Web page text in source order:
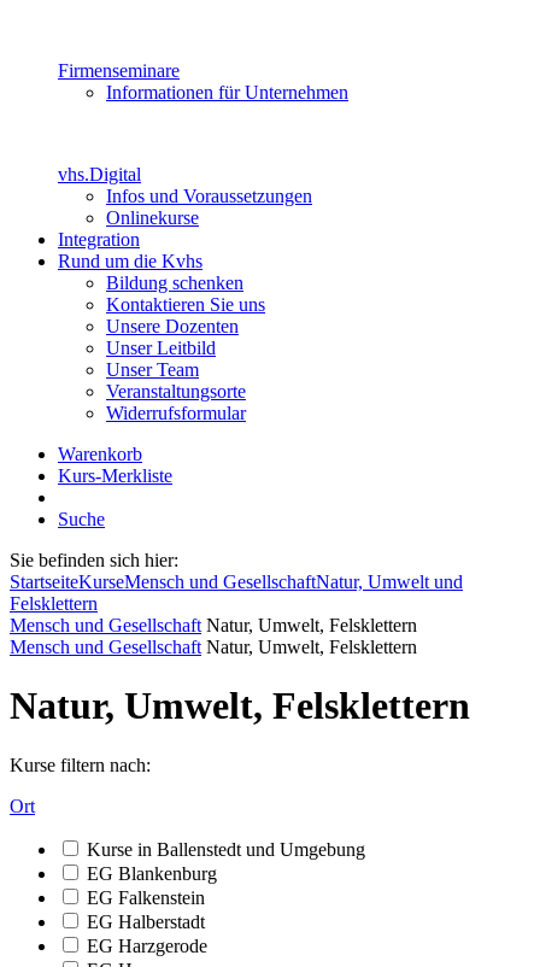
Firmenseminare
Informationen für Unternehmen
vhs.Digital
Infos und Voraussetzungen
Onlinekurse
Integration
Rund um die Kvhs
Bildung schenken
Kontaktieren Sie uns
Unsere Dozenten
Unser Leitbild
Unser Team
Veranstaltungsorte
Widerrufsformular
Warenkorb
Kurs-Merkliste
Suche
Sie befinden sich hier:
StartseiteKurseMensch und GesellschaftNatur, Umwelt und
Felsklettern
Mensch und Gesellschaft Natur, Umwelt, Felsklettern
Mensch und Gesellschaft Natur, Umwelt, Felsklettern
Natur, Umwelt, Felsklettern
Kurse filtern nach:
Ort
Kurse in Ballenstedt und Umgebung
EG Blankenburg
EG Falkenstein
EG Halberstadt
EG Harzgerode